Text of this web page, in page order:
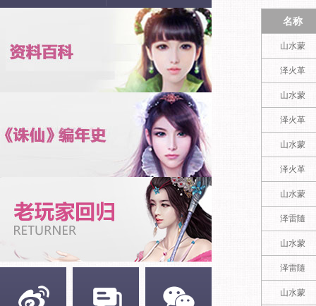
名称
山水蒙
泽火革
山水蒙
泽火革
山水蒙
泽火革
山水蒙
泽雷隨
山水蒙
泽雷隨
山水蒙